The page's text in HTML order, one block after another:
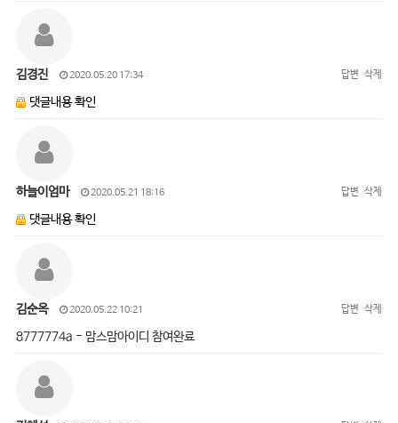
김경진 2020.05.20 17:34 답변 삭제
댓글내용 확인
하늘이엄마 2020.05.21 18:16 답변 삭제
댓글내용 확인
김순옥 2020.05.22 10:21 답변 삭제
8777774a - 맘스맘아이디 참여완료